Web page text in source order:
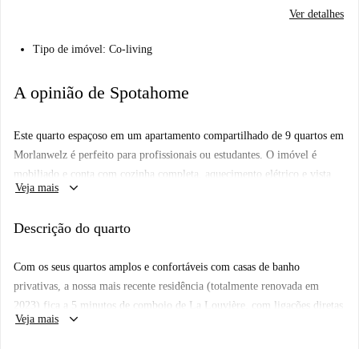
Ver detalhes
Tipo de imóvel: Co-living
A opinião de Spotahome
Este quarto espaçoso em um apartamento compartilhado de 9 quartos em
Morlanwelz é perfeito para profissionais ou estudantes. O imóvel é
mobiliado e conta com cozinha completa, aquecimento elétrico e vista
para o exterior. É permitido fumar, mas animais de estimação não são
qualidade e confiabilidade. É permitido residir no local.
proximidades. Desfrute da culinária italiana no Bella Napoli ou de pratos
típicos belgas no Au Bistrot. Visite a atração turística Le Cœur, um
destaque da região. Outros restaurantes, como La Vecchia Signora e Le
Veja mais keyboard_arrow_down
Descrição do quarto
Com os seus quartos amplos e confortáveis com casas de banho
privativas, a nossa mais recente residência (totalmente renovada em
2023) fica a 5 minutos de comboio de La Louvière, com ligações diretas
a Bruxelas em 45 minutos.
Veja mais keyboard_arrow_down